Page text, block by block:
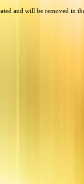
and will be removed in